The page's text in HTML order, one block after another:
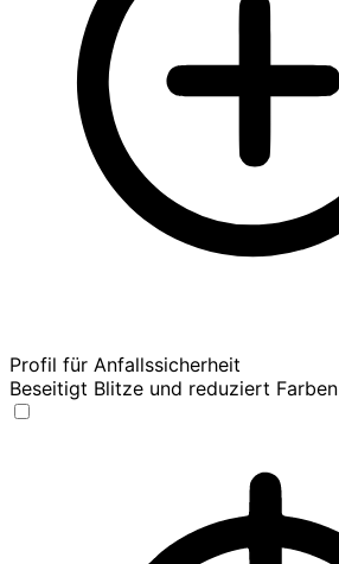
Profil für Anfallssicherheit
Beseitigt Blitze und reduziert Farben